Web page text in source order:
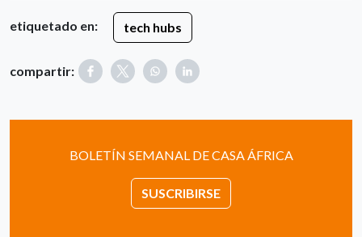
etiquetado en: tech hubs
compartir:
BOLETÍN SEMANAL DE CASA ÁFRICA
SUSCRIBIRSE